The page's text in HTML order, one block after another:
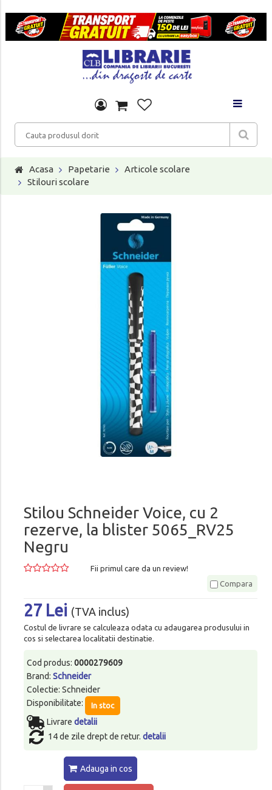
Acasa Papetarie
Articole scolare
Stilouri scolare
Stilou Schneider Voice, cu 2
rezerve, la blister 5065_RV25
Negru
Fii primul care da un review!
Compara
27 Lei (TVA inclus)
Costul de livrare se calculeaza odata cu adaugarea produsului in
cos si selectarea localitatii destinatie.
Cod produs: 0000279609
Brand: Schneider
Colectie: Schneider
Disponibilitate:
In stoc
Livrare detalii
14 de zile drept de retur. detalii
Adauga in cos